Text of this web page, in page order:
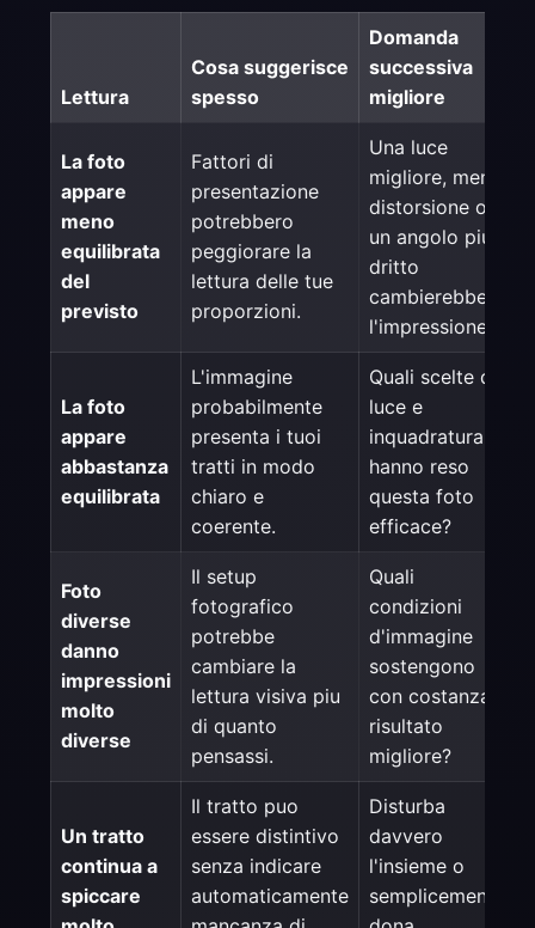
Lettura
Cosa suggerisce
spesso
Domanda
successiva
migliore
La foto
appare
meno
equilibrata
del
previsto
Fattori di
presentazione
potrebbero
peggiorare la
lettura delle tue
proporzioni.
Una luce
migliore, meno
distorsione o
un angolo piu
dritto
cambierebbero
l'impressione?
La foto
appare
abbastanza
equilibrata
L'immagine
probabilmente
presenta i tuoi
tratti in modo
chiaro e
coerente.
Quali scelte di
luce e
inquadratura
hanno reso
questa foto
efficace?
Foto
diverse
danno
impressioni
molto
diverse
Il setup
fotografico
potrebbe
cambiare la
lettura visiva piu
di quanto
pensassi.
Quali
condizioni
d'immagine
sostengono
con costanza il
risultato
migliore?
Un tratto
continua a
spiccare
Il tratto puo
essere distintivo
senza indicare
automaticamente
Disturba
davvero
l'insieme o
semplicemente